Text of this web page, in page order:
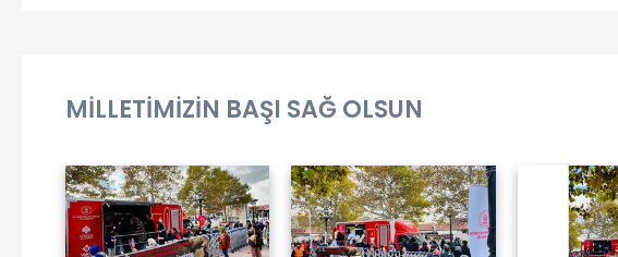
MİLLETİMİZİN BAŞI SAĞ OLSUN